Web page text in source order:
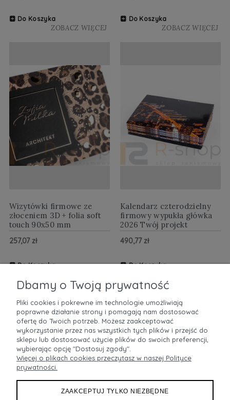
Do Koszyka
ZOBACZ WIĘCEJ
Do Koszyka
ZOBACZ WIĘCEJ
Wizytówki firmowe ze
złoceniem 3D + folia soft
touch 90x50 mm
257,07 zł
Do Koszyka
Kalendarz czterodzielny
firmowy wypukła główka
2026 Twój projekt
490,77 zł
Do Koszyka
POMOC
MOJE KONTO
INFORMACJE
Dbamy o Twoją prywatność
Pliki cookies i pokrewne im technologie umożliwiają
poprawne działanie strony i pomagają nam dostosować
ofertę do Twoich potrzeb. Możesz zaakceptować
wykorzystanie przez nas wszystkich tych plików i przejść do
sklepu lub dostosować użycie plików do swoich preferencji,
wybierając opcję "Dostosuj zgody".
Więcej o plikach cookies przeczytasz w naszej Polityce
prywatności.
ZAAKCEPTUJ TYLKO NIEZBĘDNE